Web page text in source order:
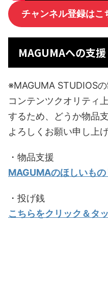
チャンネル登録はこ
MAGUMAへの支援
※MAGUMA STUDIOS
コンテンツクオリティ
するため、どうか物品
よろしくお願い申し上げ
・物品支援
MAGUMAのほしいもの
・投げ銭
こちらをクリック＆タ